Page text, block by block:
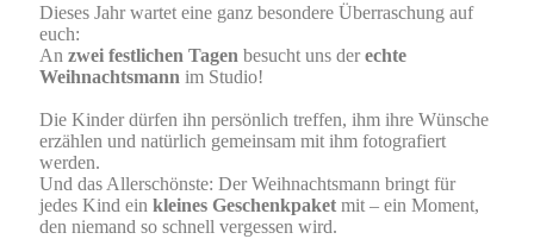
Dieses Jahr wartet eine ganz besondere Überraschung auf
euch:
An zwei festlichen Tagen besucht uns derechte
Weihnachtsmann im Studio!
Die Kinder dürfen ihn persönlich treffen, ihm ihre Wünsche
erzählen und natürlich gemeinsam mit ihm fotografiert
werden.
Und das Allerschönste: Der Weihnachtsmann bringt für
jedes Kind ein kleines Geschenkpaket mit – ein Moment,
den niemand so schnell vergessen wird.